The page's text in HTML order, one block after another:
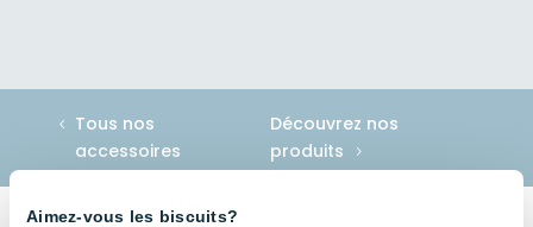
Aimez-vous les biscuits?
Tous nos
accessoires
Découvrez nos
produits